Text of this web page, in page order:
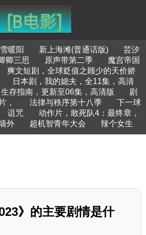
暖阳 新上海滩(普通话版)
芸汐
卿三思 原声带第二季
魔宫帝国
爽文短剧，全球贬值之顾少的天价娇
日本剧，我的媳夫，全11集，高清
存指南，更新至06集，高清版
剧
，
法律与秩序第十八季
下一球
诅咒
动作片，敢死队4：最终章，
外 超机智青年大会 辣个女生
》的主要剧情是什